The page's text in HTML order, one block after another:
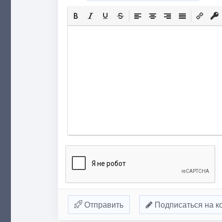
Отправить Подписаться на